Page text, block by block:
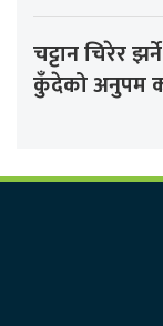
चट्टान चिरेर
कुँदेको अनुपम